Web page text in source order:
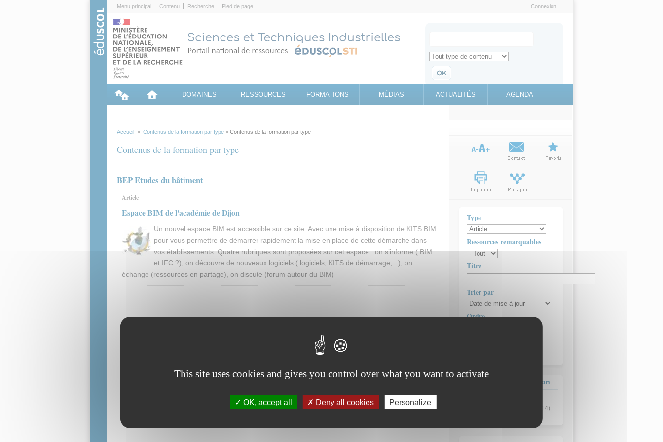
Menu principal Contenu Recherche Pied de page Connexion
Search for
Retrouvez toute l'information sur le site education.gouv.fr
DOMAINES RESSOURCES FORMATIONS MÉDIAS ACTUALITÉS AGENDA
Accueil > Contenus de la formation par type > Contenus de la formation par type
Contenus de la formation par type
BEP Etudes du bâtiment
Article
Espace BIM de l'académie de Dijon
Un nouvel espace BIM est accessible sur ce site. Avec une mise à disposition de KITS BIM
pour vous permettre de démarrer rapidement la mise en place de cette démarche dans
vos établissements. Quatre rubriques sont proposées sur cet espace : on s’informe ( BIM
et IFC ?), on découvre de nouveaux logiciels ( logiciels, KITS de démarrage,...), on
échange (ressources en partage), on discute (forum autour du BIM)
Type
Ressources remarquables
Titre
Trier par
Ordre
Contenus de la formation
(14)
This site uses cookies and gives you control over what you want to activate
OK, accept all Deny all cookies Personalize